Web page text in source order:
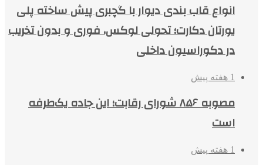
انواع قاب بندی دیوار با گچبری پیش ساخته پلی
یورتان دکارت؛ تحولی لوکس، فوری و بدون تخریب
در دکوراسیون داخلی
1 هفته پیش
مصوبه ۸۵۶ شورای رقابت؛ این جاده یک‌طرفه
است
1 هفته پیش